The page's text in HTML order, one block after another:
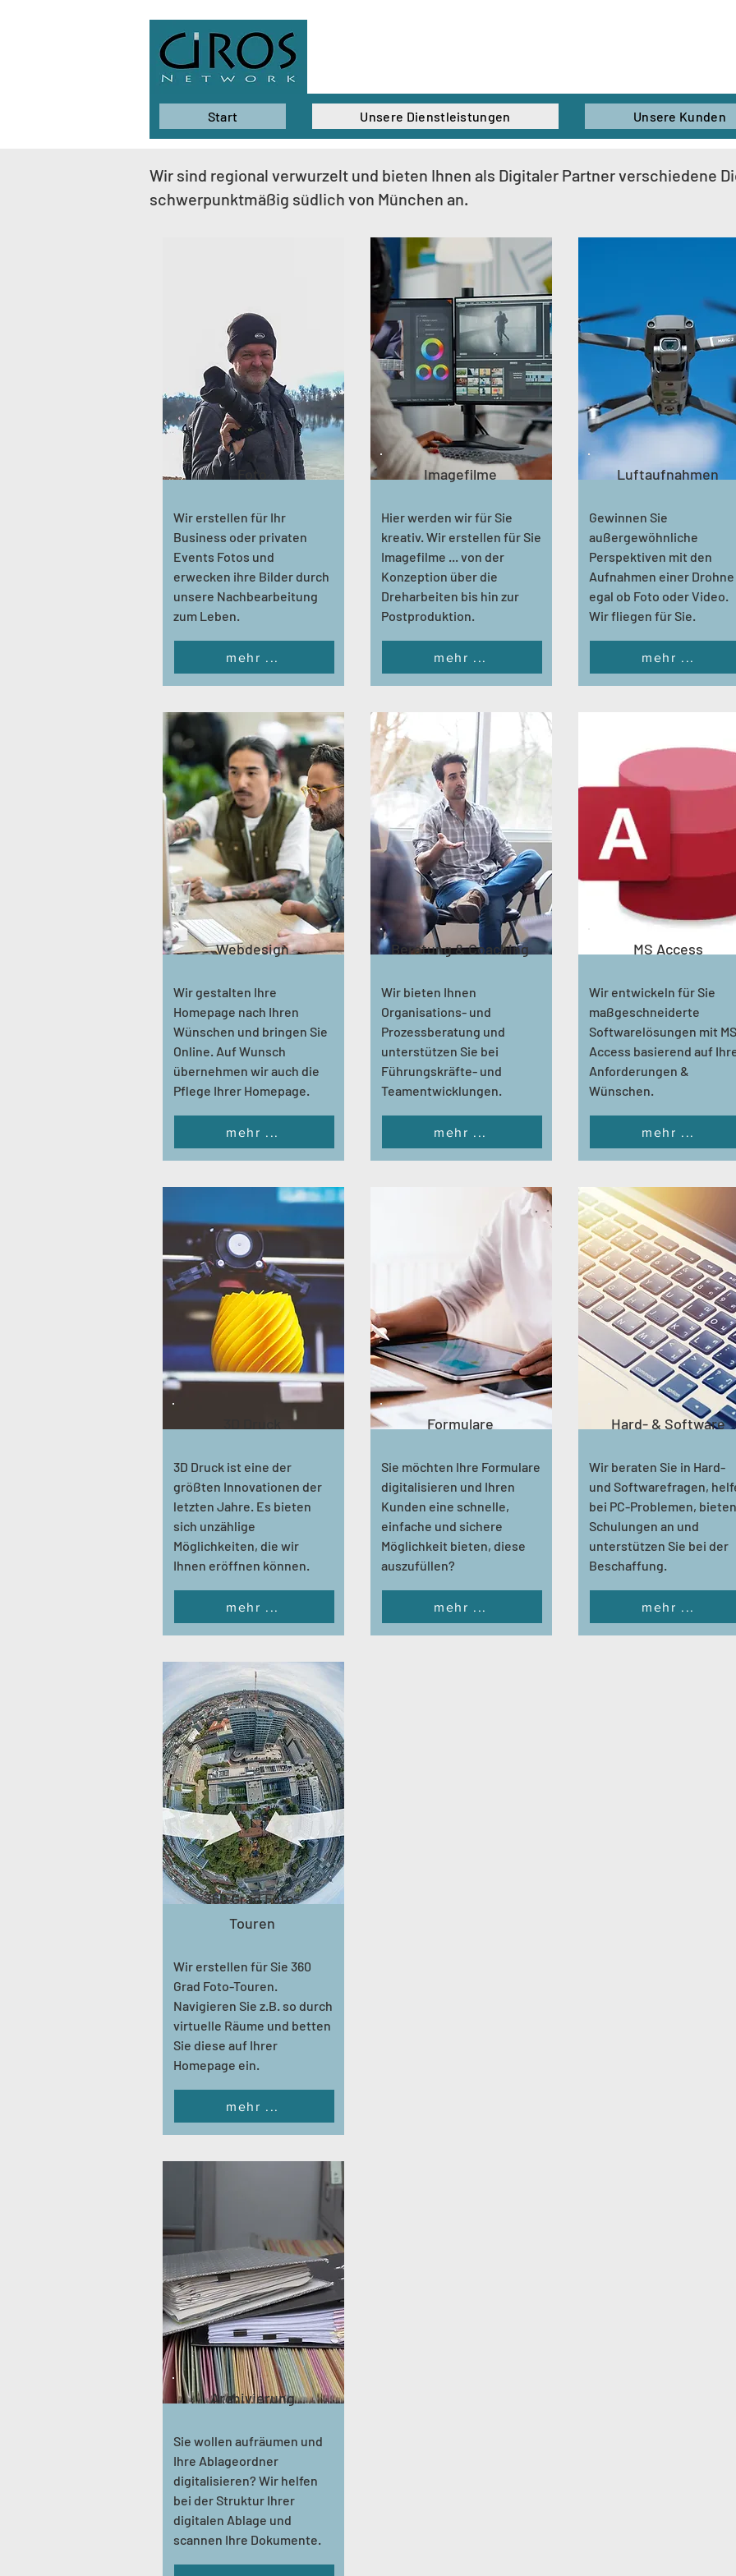
Start Unsere Dienstleistungen Unsere Kunden
Wir sind regional verwurzelt und bieten Ihnen als Digitaler Partner verschiedene
schwerpunktmäßig südlich von München an.
Foto
Wir erstellen für Ihr
Business oder privaten
Events Fotos und
erwecken ihre Bilder durch
unsere Nachbearbeitung
zum Leben.
mehr ...
Webdesign
Wir gestalten Ihre
Homepage nach Ihren
Wünschen und bringen Sie
Online. Auf Wunsch
übernehmen wir auch die
Pflege Ihrer Homepage.
mehr ...
3D Druck ist eine der
größten Innovationen der
letzten Jahre. Es bieten
sich unzählige
Möglichkeiten, die wir
Ihnen eröffnen können.
mehr ...
Imagefilme
Hier werden wir für Sie
kreativ. Wir erstellen für Sie
Imagefilme ... von der
Konzeption über die
Dreharbeiten bis hin zur
Postproduktion.
mehr ...
Beratung & Coaching
Wir bieten Ihnen
Organisations- und
Prozessberatung und
unterstützen Sie bei
Führungskräfte- und
Teamentwicklungen.
mehr ...
Formulare
Sie möchten Ihre Formulare
digitalisieren und Ihren
Kunden eine schnelle,
einfache und sichere
Möglichkeit bieten, diese
auszufüllen?
mehr ...
Luftaufnahmen
Gewinnen Sie
außergewöhnliche
Perspektiven mit den
Aufnahmen einer Drohne
egal ob Foto oder Video.
Wir fliegen für Sie.
mehr ...
MS Access
Wir entwickeln für Sie
maßgeschneiderte
Softwarelösungen mit MS
Access basierend auf
Anforderungen &
Wünschen.
mehr ...
Hard- & Software
Wir beraten Sie in Hard-
und Softwarefragen,
bei PC-Problemen, bieten
Schulungen an und
unterstützen Sie bei der
Beschaffung.
mehr ...
360 Grad Foto-
Touren
Wir erstellen für Sie 360
Grad Foto-Touren.
Navigieren Sie z.B. so durch
virtuelle Räume und betten
Sie diese auf Ihrer
Homepage ein.
mehr ...
Archivierung
Sie wollen aufräumen und
Ihre Ablageordner
digitalisieren? Wir helfen
bei der Struktur Ihrer
digitalen Ablage und
scannen Ihre Dokumente.